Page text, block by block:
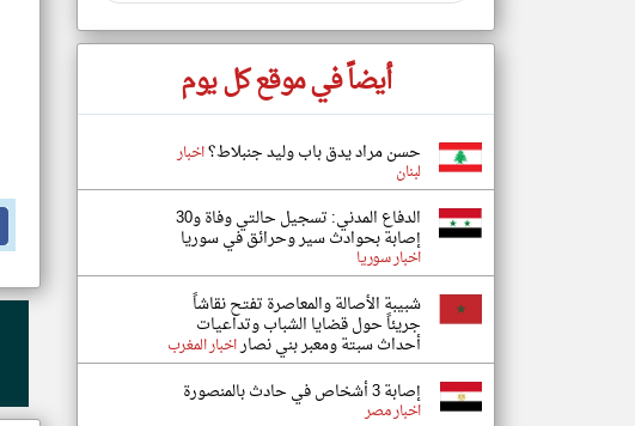
أيضاً في موقع كل يوم
حسن مراد يدق باب وليد جنبلاط؟اخبار
لبنان
الدفاع المدني: تسجيل حالتي وفاة و30
إصابة بحوادث سير وحرائق في سوريا
اخبار سوريا
شبيبة الأصالة والمعاصرة تفتح نقاشاً
جريئاً حول قضايا الشباب وتداعيات
أحداث سبتة ومعبر بني نصاراخبار المغرب
إصابة 3 أشخاص في حادث بالمنصورة
اخبار مصر